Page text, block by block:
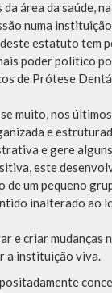
área da saúde,
numa
estatuto tem
poder politico
de Prótese
muito, nos
e
e gere
este
um pequeno
inalterado ao
e criar mudanças
a instituição viva.